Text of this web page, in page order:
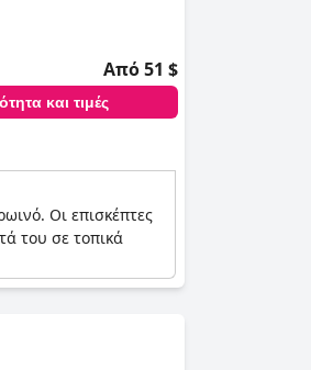
Από 51 $
και τιμές
Οι επισκέπτες
του σε τοπικά